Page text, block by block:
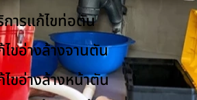
ารแก้ไขท่อตัน
ไขอ่างล้างจานตัน
ไขอ่างล้างหน้าตัน